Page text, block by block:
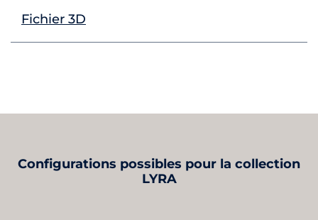
Fichier 3D
Configurations possibles pour la collection
LYRA